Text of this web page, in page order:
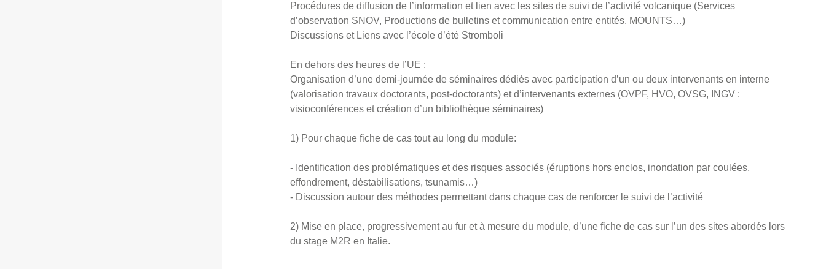
Procédures de diffusion de l’information et lien avec les sites de suivi de l’activité volcanique (Services
d’observation SNOV, Productions de bulletins et communication entre entités, MOUNTS…)
Discussions et Liens avec l’école d’été Stromboli
En dehors des heures de l’UE :
Organisation d’une demi-journée de séminaires dédiés avec participation d’un ou deux intervenants en interne
(valorisation travaux doctorants, post-doctorants) et d’intervenants externes (OVPF, HVO, OVSG, INGV :
visioconférences et création d’un bibliothèque séminaires)
1) Pour chaque fiche de cas tout au long du module:
- Identification des problématiques et des risques associés (éruptions hors enclos, inondation par coulées,
effondrement, déstabilisations, tsunamis…)
- Discussion autour des méthodes permettant dans chaque cas de renforcer le suivi de l’activité
2) Mise en place, progressivement au fur et à mesure du module, d’une fiche de cas sur l’un des sites abordés lors
du stage M2R en Italie.